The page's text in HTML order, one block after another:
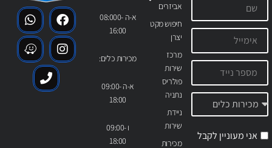
אביזרים
חיפוש מקט
יצרן
מרכז
שירות
פולריס
נתניה
ניידת
שירות
מכירות
א-ה 08:000-
16:00
מכירות כלים:
א-ה 09:00-
18:00
ו 09:00-
18:00
אני מעוניין לקבל